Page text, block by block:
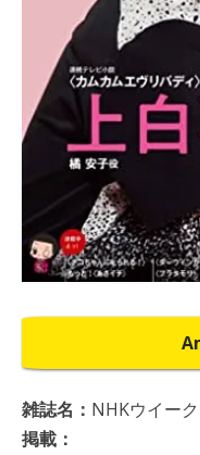
雑誌名： NHKウイー
掲載：